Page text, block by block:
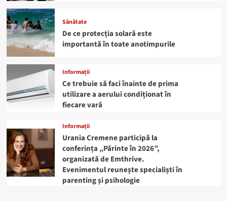
Sănătate
De ce protecția solară este
importantă în toate anotimpurile
Informații
Ce trebuie să faci înainte de prima
utilizare a aerului condiționat în
fiecare vară
Informații
Urania Cremene participă la
conferința „Părinte în 2026”,
organizată de Emthrive.
Evenimentul reunește specialiști în
parenting și psihologie